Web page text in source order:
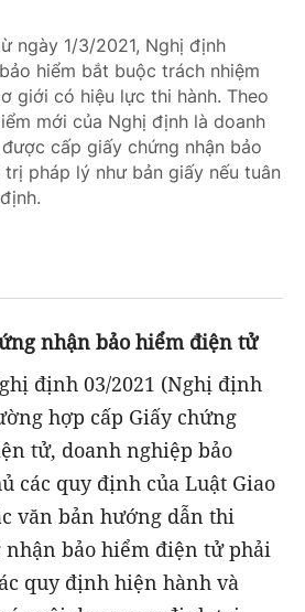
ngày 1/3/2021, Nghị định
hiểm bắt buộc trách nhiệm
giới có hiệu lực thi hành. Theo
mới của Nghị định là doanh
cấp giấy chứng nhận bảo
pháp lý như bản giấy nếu tuân
nhận bảo hiểm điện tử
định 03/2021 (Nghị định
hợp cấp Giấy chứng
tử, doanh nghiệp bảo
các quy định của Luật Giao
văn bản hướng dẫn thi
nhận bảo hiểm điện tử phải
quy định hiện hành và